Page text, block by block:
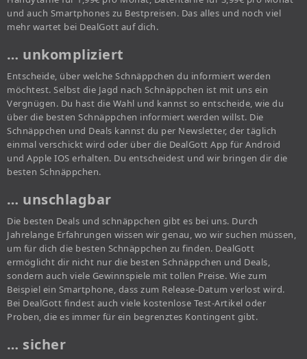
und auch Smartphones zu Bestpreisen. Das alles und noch viel
mehr wartet bei DealGott auf dich.
… unkompliziert
Entscheide, über welche Schnäppchen du informiert werden
möchtest. Selbst die Jagd nach Schnäppchen ist mit uns ein
Vergnügen. Du hast die Wahl und kannst so entscheide, wie du
über die besten Schnäppchen informiert werden willst. Die
Schnäppchen und Deals kannst du per Newsletter, der täglich
einmal verschickt wird oder über die DealGott App für Android
und Apple IOS erhalten. Du entscheidest und wir bringen dir die
besten Schnäppchen.
… unschlagbar
Die besten Deals und schnäppchen gibt es bei uns. Durch
Jahrelange Erfahrungen wissen wir genau, wo wir suchen müssen,
um für dich die besten Schnäppchen zu finden. DealGott
ermöglicht dir nicht nur die besten Schnäppchen und Deals,
sondern auch viele Gewinnspiele mit tollen Preise. Wie zum
Beispiel ein Smartphone, dass zum Release-Datum verlost wird.
Bei DealGott findest auch viele kostenlose Test-Artikel oder
Proben, die es immer für ein begrenztes Kontingent gibt.
… sicher